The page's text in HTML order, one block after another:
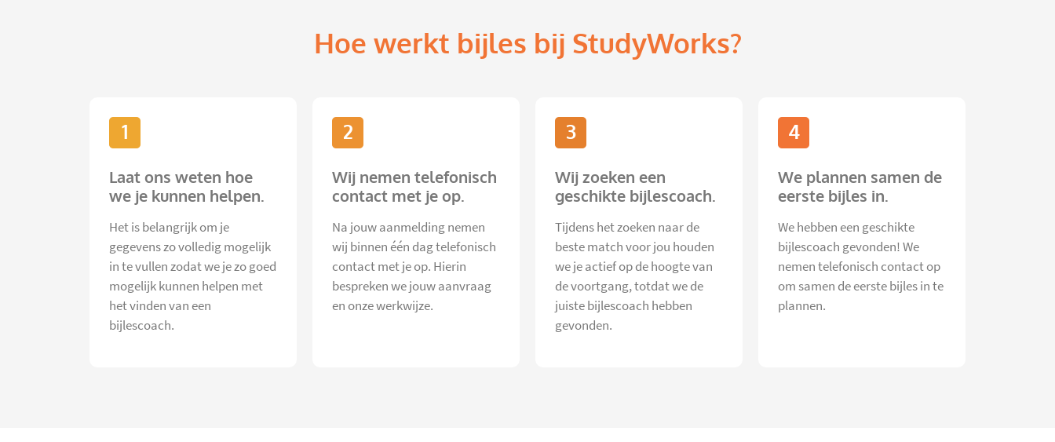
Hoe werkt bijles bij StudyWorks?
1
Laat ons weten hoe
we je kunnen helpen.
Het is belangrijk om je
gegevens zo volledig mogelijk
in te vullen zodat we je zo goed
mogelijk kunnen helpen met
het vinden van een
bijlescoach.
2
Wij nemen telefonisch
contact met je op.
Na jouw aanmelding nemen
wij binnen één dag telefonisch
contact met je op. Hierin
bespreken we jouw aanvraag
en onze werkwijze.
3
Wij zoeken een
geschikte bijlescoach.
Tijdens het zoeken naar de
beste match voor jou houden
we je actief op de hoogte van
de voortgang, totdat we de
juiste bijlescoach hebben
gevonden.
4
We plannen samen de
eerste bijles in.
We hebben een geschikte
bijlescoach gevonden! We
nemen telefonisch contact op
om samen de eerste bijles in te
plannen.